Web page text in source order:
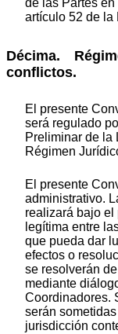
artículo 52 de la
Décima.
conflictos.
El presente
será regulado
Preliminar de la
Régimen
El presente
administrativo.
realizará bajo el
legítima entre
que pueda dar
efectos o
se resolverán
mediante
Coordinadores.
serán
jurisdicción